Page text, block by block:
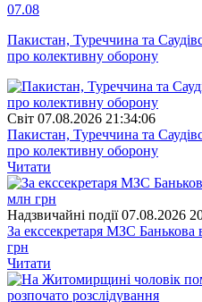
07.08
Пакистан, Туреччина та
про колективну оборону
Свiт 07.08.2026 21:34:06
Пакистан, Туреччина та
про колективну оборону
Читати
Надзвичайні події 07.08.2026
За екссекретаря МЗС Банькова
грн
Читати